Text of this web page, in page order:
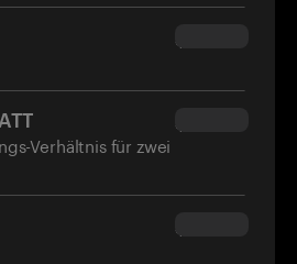
$54.90
Verhältnis für zwei
$34.95
$160.00